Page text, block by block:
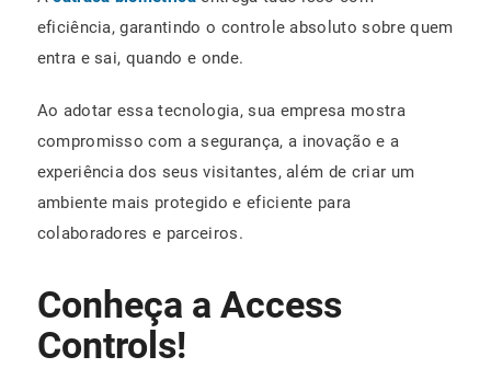
eficiência, garantindo o controle absoluto sobre quem
entra e sai, quando e onde.
Ao adotar essa tecnologia, sua empresa mostra
compromisso com a segurança, a inovação e a
experiência dos seus visitantes, além de criar um
ambiente mais protegido e eficiente para
colaboradores e parceiros.
Conheça a Access
Controls!